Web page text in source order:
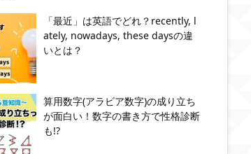
「最近」は英語でどれ？recently, l
ately, nowadays, these daysの違
いとは？
算用数字(アラビア数字)の成り立ち
が面白い！数字の書き方で性格診断
も!?